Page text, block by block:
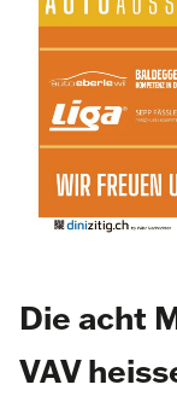
Die acht
VAV